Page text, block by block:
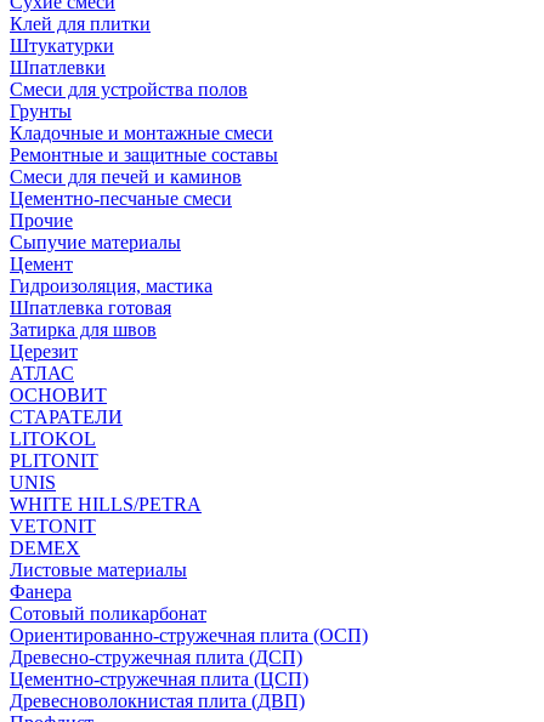
Клей для плитки
Штукатурки
Шпатлевки
Смеси для устройства полов
Грунты
Кладочные и монтажные смеси
Ремонтные и защитные составы
Смеси для печей и каминов
Цементно-песчаные смеси
Прочие
Сыпучие материалы
Цемент
Гидроизоляция, мастика
Шпатлевка готовая
Затирка для швов
Церезит
АТЛАС
ОСНОВИТ
СТАРАТЕЛИ
LITOKOL
PLITONIT
UNIS
WHITE HILLS/PETRA
VETONIT
DEMEX
Листовые материалы
Фанера
Сотовый поликарбонат
Ориентированно-стружечная плита (ОСП)
Древесно-стружечная плита (ДСП)
Цементно-стружечная плита (ЦСП)
Древесноволокнистая плита (ДВП)